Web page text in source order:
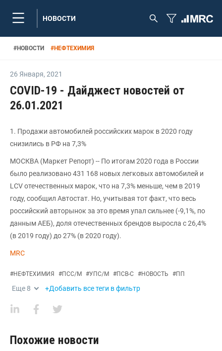
НОВОСТИ
#НОВОСТИ #НЕФТЕХИМИЯ
26 Января, 2021
COVID-19 - Дайджест новостей от
26.01.2021
1. Продажи автомобилей российских марок в 2020 году
снизились в РФ на 7,3%
МОСКВА (Маркет Репорт) -- По итогам 2020 года в России
было реализовано 431 168 новых легковых автомобилей и
LCV отечественных марок, что на 7,3% меньше, чем в 2019
году, сообщил Автостат. Но, учитывая тот факт, что весь
российский авторынок за это время упал сильнее (-9,1%, по
данным АЕБ), доля отечественных брендов выросла с 26,4%
(в 2019 году) до 27% (в 2020 году).
MRC
#НЕФТЕХИМИЯ #ПСС/М #УПС/М #ПСВ-С #НОВОСТЬ #ПП
Еще 8 +Добавить все теги в фильтр
Похожие новости